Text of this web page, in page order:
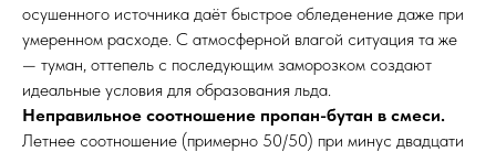
осушенного источника даёт быстрое обледенение даже при
умеренном расходе. С атмосферной влагой ситуация та же
— туман, оттепель с последующим заморозком создают
идеальные условия для образования льда.
Неправильное соотношение пропан-бутан в смеси.
Летнее соотношение (примерно 50/50) при минус двадцати